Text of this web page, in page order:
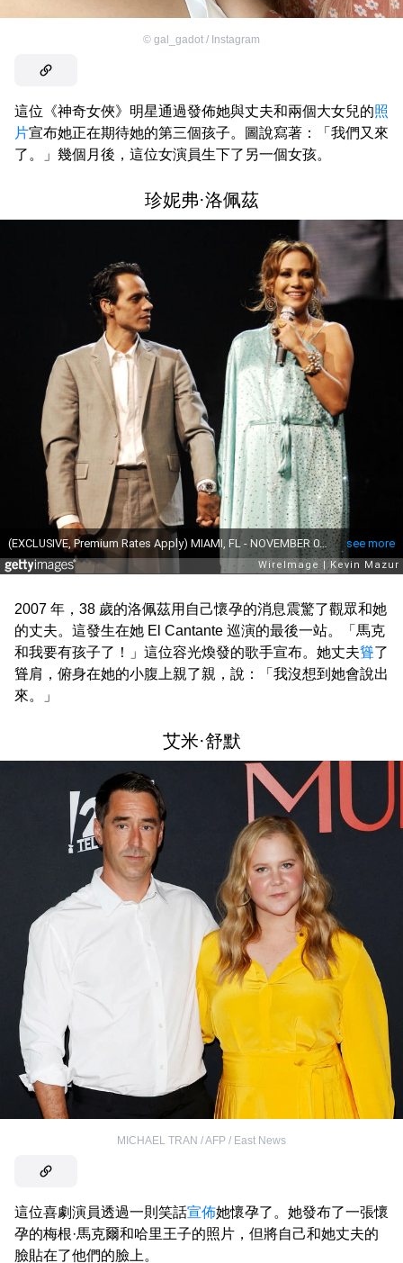
© gal_gadot / Instagram
這位《神奇女俠》明星通過發佈她與丈夫和兩個大女兒的照
片宣布她正在期待她的第三個孩子。圖說寫著：「我們又來
了。」幾個月後，這位女演員生下了另一個女孩。
珍妮弗·洛佩茲
2007 年，38 歲的洛佩茲用自己懷孕的消息震驚了觀眾和她
的丈夫。這發生在她 El Cantante 巡演的最後一站。「馬克
和我要有孩子了！」這位容光煥發的歌手宣布。她丈夫聳了
聳肩，俯身在她的小腹上親了親，說：「我沒想到她會說出
來。」
艾米·舒默
MICHAEL TRAN / AFP / East News
這位喜劇演員透過一則笑話宣佈她懷孕了。她發布了一張懷
孕的梅根·馬克爾和哈里王子的照片，但將自己和她丈夫的
臉貼在了他們的臉上。